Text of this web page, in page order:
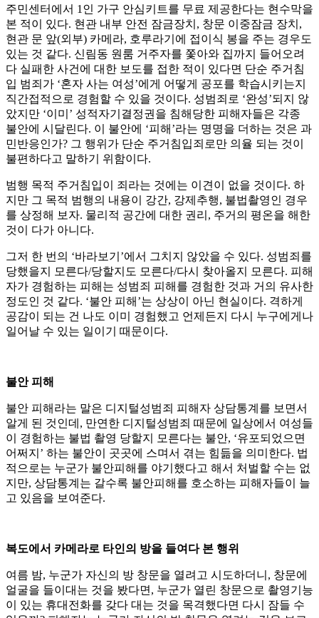
주민센터에서 1인 가구 안심키트를 무료 제공한다는 현수막을
본 적이 있다. 현관 내부 안전 잠금장치, 창문 이중잠금 장치,
현관 문 앞(외부) 카메라, 호루라기에 접이식 봉을 주는 경우도
있는 것 같다. 신림동 원룸 거주자를 쫓아와 집까지 들어오려
다 실패한 사건에 대한 보도를 접한 적이 있다면 단순 주거침
입 범죄가 ‘혼자 사는 여성’에게 어떻게 공포를 학습시키는지
직간접적으로 경험할 수 있을 것이다. 성범죄로 ‘완성’되지 않
았지만 ‘이미’ 성적자기결정권을 침해당한 피해자들은 각종
불안에 시달린다. 이 불안에 ‘피해’라는 명명을 더하는 것은 과
민반응인가? 그 행위가 단순 주거침입죄로만 의율 되는 것이
불편하다고 말하기 위함이다.
범행 목적 주거침입이 죄라는 것에는 이견이 없을 것이다. 하
지만 그 목적 범행의 내용이 강간, 강제추행, 불법촬영인 경우
를 상정해 보자. 물리적 공간에 대한 권리, 주거의 평온을 해한
것이 다가 아니다.
그저 한 번의 ‘바라보기’에서 그치지 않았을 수 있다. 성범죄를
당했을지 모른다/당할지도 모른다/다시 찾아올지 모른다. 피해
자가 경험하는 피해는 성범죄 피해를 경험한 것과 거의 유사한
정도인 것 같다. ‘불안 피해’는 상상이 아닌 현실이다. 격하게
공감이 되는 건 나도 이미 경험했고 언제든지 다시 누구에게나
일어날 수 있는 일이기 때문이다.
불안 피해
불안 피해라는 말은 디지털성범죄 피해자 상담통계를 보면서
알게 된 것인데, 만연한 디지털성범죄 때문에 일상에서 여성들
이 경험하는 불법 촬영 당할지 모른다는 불안, ‘유포되었으면
어쩌지’ 하는 불안이 곳곳에 스며서 겪는 힘듦을 의미한다. 법
적으로는 누군가 불안피해를 야기했다고 해서 처벌할 수는 없
지만, 상담통계는 갈수록 불안피해를 호소하는 피해자들이 늘
고 있음을 보여준다.
복도에서 카메라로 타인의 방을 들여다 본 행위
여름 밤, 누군가 자신의 방 창문을 열려고 시도하더니, 창문에
얼굴을 들이대는 것을 봤다면, 누군가 열린 창문으로 촬영기능
이 있는 휴대전화를 갖다 대는 것을 목격했다면 다시 잠들 수